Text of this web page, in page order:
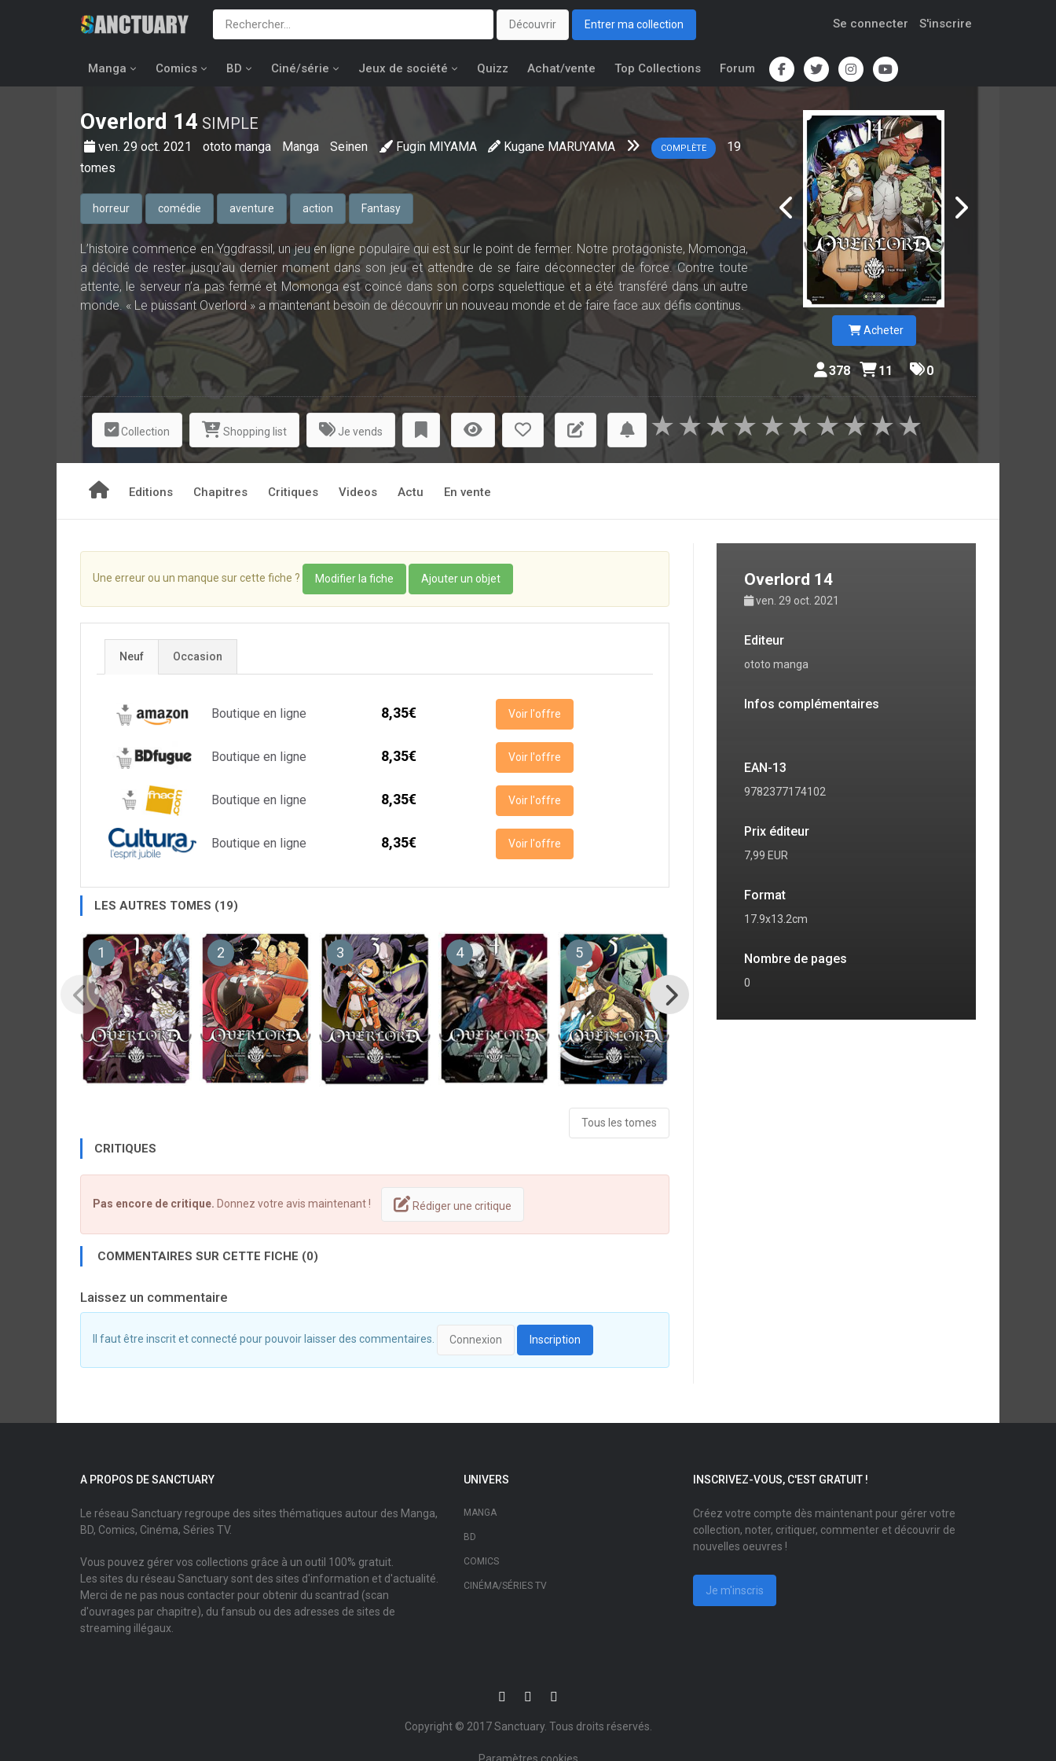
Découvrir Entrer ma collection Se connecter S'inscrire
Manga Comics BD Ciné/série Jeux de société Quizz Achat/vente Top Collections Forum
Overlord 14 SIMPLE
ven. 29 oct. 2021 ototo manga Manga Seinen Fugin MIYAMA Kugane MARUYAMA COMPLÈTE
19
tomes
horreur comédie aventure action Fantasy
L’histoire commence en Yggdrassil, un jeu en ligne populaire qui est sur le point de fermer. Notre protagoniste, Momonga,
a décidé de rester jusqu’au dernier moment dans son jeu et attendre de se faire déconnecter de force. Contre toute
attente, le serveur n’a pas fermé et Momonga est coincé dans son corps squelettique et a été transféré dans un autre
monde. « Le puissant Overlord » a maintenant besoin de découvrir un nouveau monde et de faire face aux défis continus.
Acheter
378 11 0
Collection Shopping list Je vends ★
★
★
★
★
★
★
★
★
★
Editions Chapitres Critiques Videos Actu En vente
Une erreur ou un manque sur cette fiche ? Modifier la fiche Ajouter un objet
Neuf Occasion
Boutique en ligne 8,35€ Voir l'offre
Boutique en ligne 8,35€ Voir l'offre
Boutique en ligne 8,35€ Voir l'offre
Boutique en ligne 8,35€ Voir l'offre
LES AUTRES TOMES (19)
1 2 3 4 5 7
Tous les tomes
CRITIQUES
Pas encore de critique. Donnez votre avis maintenant ! Rédiger une critique
COMMENTAIRES SUR CETTE FICHE (0)
Laissez un commentaire
Il faut être inscrit et connecté pour pouvoir laisser des commentaires. Connexion Inscription
Overlord 14
ven. 29 oct. 2021
Editeur
ototo manga
Infos complémentaires
EAN-13
9782377174102
Prix éditeur
7,99 EUR
Format
17.9x13.2cm
Nombre de pages
0
A PROPOS DE SANCTUARY
Le réseau Sanctuary regroupe des sites thématiques autour des Manga,
BD, Comics, Cinéma, Séries TV.
Vous pouvez gérer vos collections grâce à un outil 100% gratuit.
Les sites du réseau Sanctuary sont des sites d'information et d'actualité.
Merci de ne pas nous contacter pour obtenir du scantrad (scan
d'ouvrages par chapitre), du fansub ou des adresses de sites de
streaming illégaux.
UNIVERS
MANGA
BD
COMICS
CINÉMA/SÉRIES TV
INSCRIVEZ-VOUS, C'EST GRATUIT !
Créez votre compte dès maintenant pour gérer votre
collection, noter, critiquer, commenter et découvrir de
nouvelles oeuvres !
Je m'inscris
Copyright © 2017Sanctuary. Tous droits réservés.